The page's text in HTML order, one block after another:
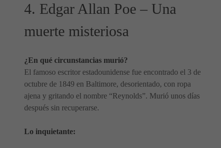
4. Edgar Allan Poe – Una
muerte misteriosa
¿En qué circunstancias murió?
El famoso escritor estadounidense fue encontrado el 3 de
octubre de 1849 en Baltimore, desorientado, con ropa
ajena y gritando el nombre “Reynolds”. Murió unos días
después sin recuperarse.
Lo inquietante: